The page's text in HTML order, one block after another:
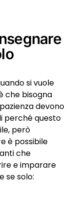
si vuole
che bisogna
devono
perché questo
però
è possibile
che
e imparare
se solo: